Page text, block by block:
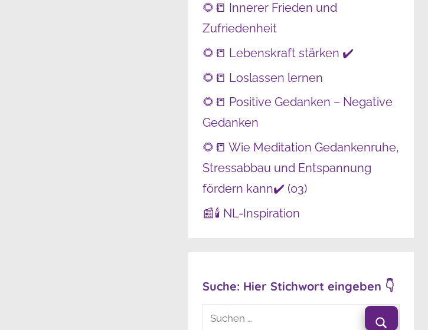
🌻📒 Innerer Frieden und
Zufriedenheit
🌻📒 Lebenskraft stärken ✔️
🌻📒 Loslassen lernen
🌻📒 Positive Gedanken – Negative
Gedanken
🌻📒 Wie Meditation Gedankenruhe,
Stressabbau und Entspannung
fördern kann✔️ (03)
📰🕯️ NL-Inspiration
Suche: Hier Stichwort eingeben 👇
Suchen